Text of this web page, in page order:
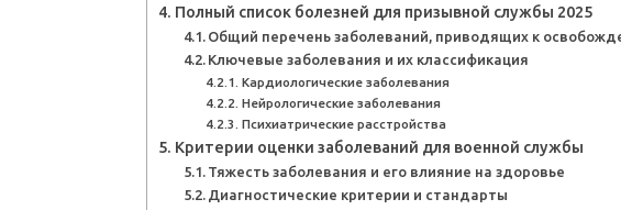
Полный список болезней для призывной службы 2025
Общий перечень заболеваний, приводящих к
Ключевые заболевания и их классификация
Кардиологические заболевания
Нейрологические заболевания
Психиатрические расстройства
Критерии оценки заболеваний для военной службы
Тяжесть заболевания и его влияние на здоровье
Диагностические критерии и стандарты